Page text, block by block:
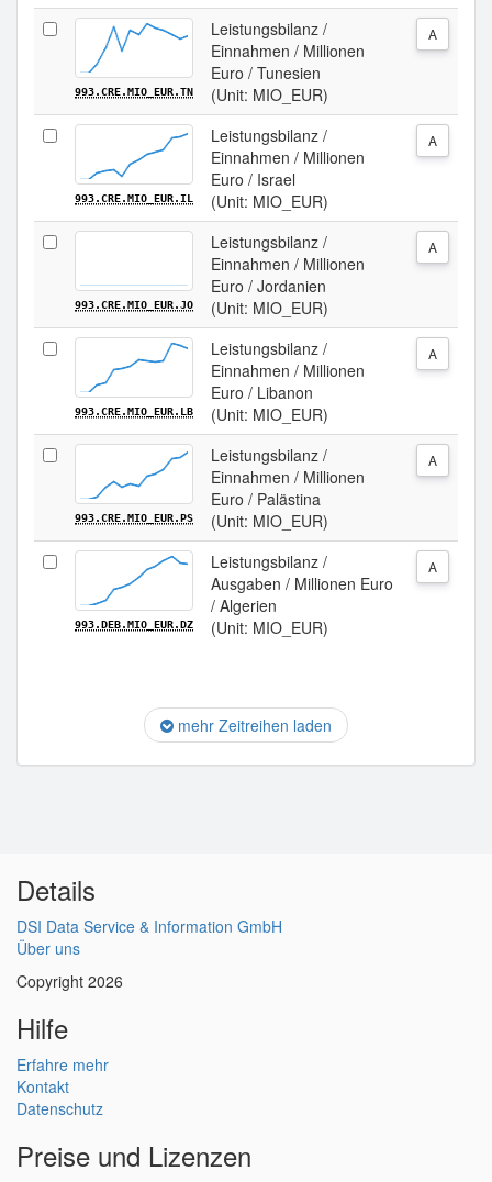
993.CRE.MIO_EUR.TN
Leistungsbilanz /
Einnahmen / Millionen
Euro / Tunesien
(Unit: MIO_EUR)
A
993.CRE.MIO_EUR.IL
Leistungsbilanz /
Einnahmen / Millionen
Euro / Israel
(Unit: MIO_EUR)
A
993.CRE.MIO_EUR.JO
Leistungsbilanz /
Einnahmen / Millionen
Euro / Jordanien
(Unit: MIO_EUR)
A
993.CRE.MIO_EUR.LB
Leistungsbilanz /
Einnahmen / Millionen
Euro / Libanon
(Unit: MIO_EUR)
A
993.CRE.MIO_EUR.PS
Leistungsbilanz /
Einnahmen / Millionen
Euro / Palästina
(Unit: MIO_EUR)
A
993.DEB.MIO_EUR.DZ
Leistungsbilanz /
Ausgaben / Millionen Euro
/ Algerien
(Unit: MIO_EUR)
A
mehr Zeitreihen laden
Details
DSI Data Service & Information GmbH
Über uns
Copyright 2026
Hilfe
Erfahre mehr
Kontakt
Datenschutz
Preise und Lizenzen